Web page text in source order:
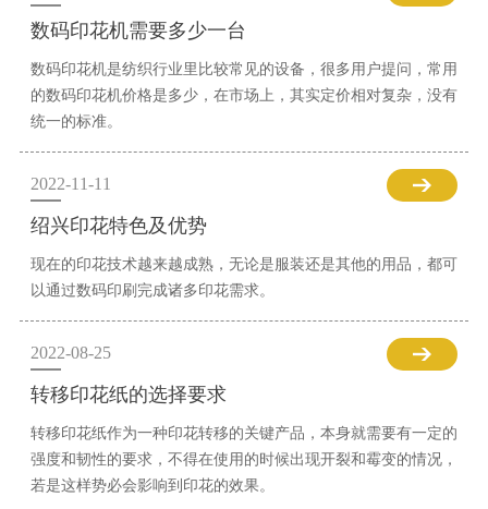
数码印花机需要多少一台
数码印花机是纺织行业里比较常见的设备，很多用户提问，常用
的数码印花机价格是多少，在市场上，其实定价相对复杂，没有
统一的标准。
2022-11-11
绍兴印花特色及优势
现在的印花技术越来越成熟，无论是服装还是其他的用品，都可
以通过数码印刷完成诸多印花需求。
2022-08-25
转移印花纸的选择要求
转移印花纸作为一种印花转移的关键产品，本身就需要有一定的
强度和韧性的要求，不得在使用的时候出现开裂和霉变的情况，
若是这样势必会影响到印花的效果。